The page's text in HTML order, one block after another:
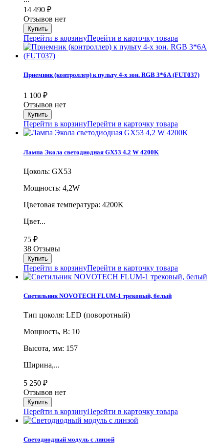
14 490 ₽
Отзывов нет
Перейти в корзинуПерейти в карточку товара
Приемник (контроллер) к пульту 4-х зон. RGB 3*6А (FUT037)
1 100 ₽
Отзывов нет
Перейти в корзинуПерейти в карточку товара
Лампа Экола светодиодная GX53 4,2 W 4200K
Цоколь: GX53
Мощность: 4,2W
Цветовая температура: 4200K
Цвет...
75 ₽
38 Отзывы
Перейти в корзинуПерейти в карточку товара
Светильник NOVOTECH FLUM-1 трековый, белый
Тип цоколя: LED (поворотный)
Мощность, В: 10
Высота, мм: 157
Ширина,...
5 250 ₽
Отзывов нет
Перейти в корзинуПерейти в карточку товара
Светодиодный модуль с линзой